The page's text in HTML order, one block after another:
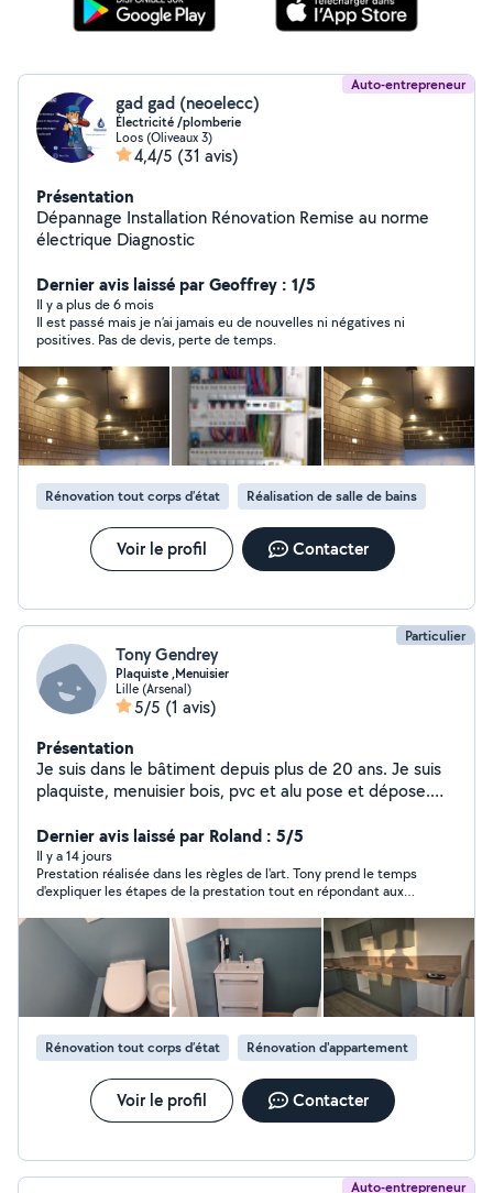
Auto-entrepreneur
gad gad (neoelecc)
Électricité /plomberie
Loos (Oliveaux 3)
4,4/5 (31 avis)
Présentation
Dépannage Installation Rénovation Remise au norme
électrique Diagnostic
Dernier avis laissé par Geoffrey : 1/5
Il y a plus de 6 mois
Il est passé mais je n’ai jamais eu de nouvelles ni négatives ni
positives. Pas de devis, perte de temps.
Rénovation tout corps d’état Réalisation de salle de bains
Voir le profil Contacter
Particulier
Tony Gendrey
Plaquiste ,Menuisier
Lille (Arsenal)
5/5 (1 avis)
Présentation
Je suis dans le bâtiment depuis plus de 20 ans. Je suis
plaquiste, menuisier bois, pvc et alu pose et dépose.
Dernier avis laissé par Roland : 5/5
Il y a 14 jours
Prestation réalisée dans les règles de l'art. Tony prend le temps
d'expliquer les étapes de la prestation tout en répondant aux
pratiques. Merci Tony pour cette belle prestation réalisée avec
Rénovation tout corps d’état Rénovation d'appartement
Voir le profil Contacter
Auto-entrepreneur